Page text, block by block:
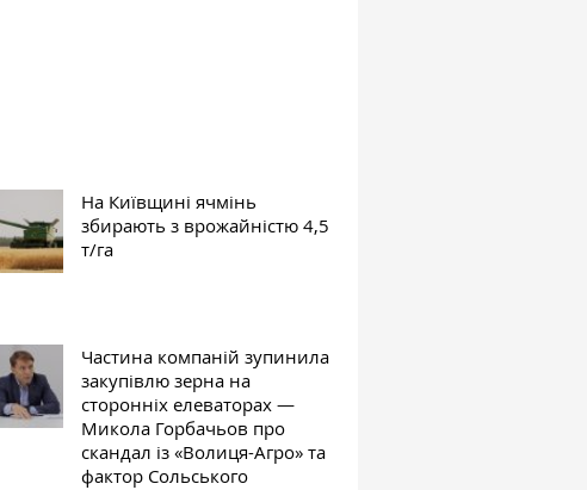
На Київщині ячмінь
збирають з врожайністю 4,5
т/га
Частина компаній зупинила
закупівлю зерна на
сторонніх елеваторах —
Микола Горбачьов про
скандал із «Волиця-Агро» та
фактор Сольського